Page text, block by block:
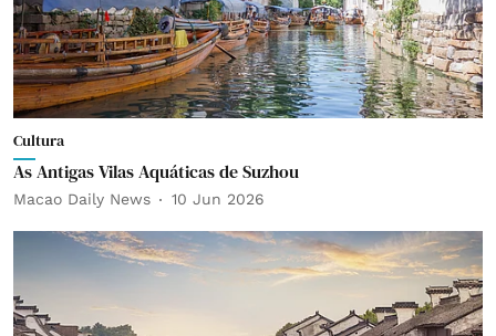
Cultura
As Antigas Vilas Aquáticas de Suzhou
Macao Daily News 10 Jun 2026